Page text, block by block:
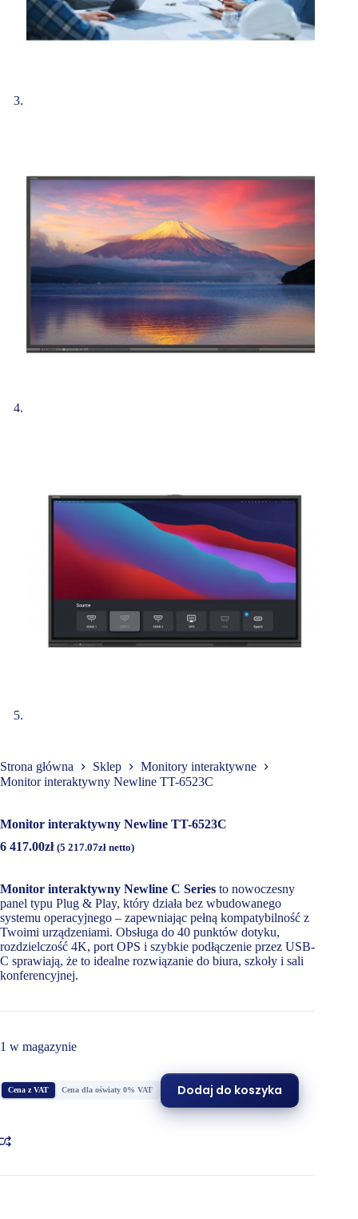
Strona główna Sklep
Monitory interaktywne
Monitor interaktywny Newline TT-6523C
Monitor interaktywny Newline TT-6523C
6 417.00zł (5 217.07zł netto)
Monitor interaktywny Newline C Series to nowoczesny
panel typu Plug & Play, który działa bez wbudowanego
systemu operacyjnego – zapewniając pełną kompatybilność z
Twoimi urządzeniami. Obsługa do 40 punktów dotyku,
rozdzielczość 4K, port OPS i szybkie podłączenie przez USB-
C sprawiają, że to idealne rozwiązanie do biura, szkoły i sali
konferencyjnej.
1 w magazynie
Cena z VAT Cena dla oświaty 0% VAT Dodaj do koszyka